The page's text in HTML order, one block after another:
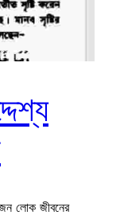
লোক জীবনের